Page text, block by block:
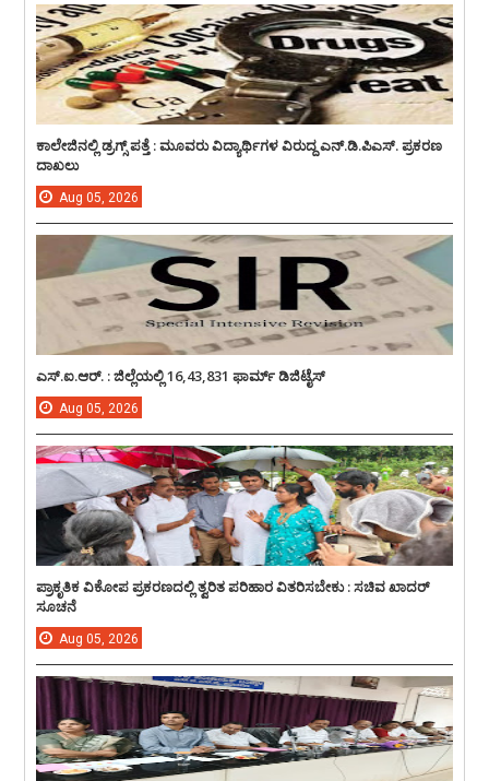
ಕಾಲೇಜಿನಲ್ಲಿ ಡ್ರಗ್ಸ್ ಪತ್ತೆ : ಮೂವರು ವಿದ್ಯಾರ್ಥಿಗಳ ವಿರುದ್ದ ಎನ್.ಡಿ.ಪಿಎಸ್. ಪ್ರಕರಣ
ದಾಖಲು
Aug 05, 2026
ಎಸ್.ಐ.ಆರ್. : ಜಿಲ್ಲೆಯಲ್ಲಿ 16,43,831 ಫಾರ್ಮ್ ಡಿಜಿಟೈಸ್
Aug 05, 2026
ಪ್ರಾಕೃತಿಕ ವಿಕೋಪ ಪ್ರಕರಣದಲ್ಲಿ ತ್ವರಿತ ಪರಿಹಾರ ವಿತರಿಸಬೇಕು : ಸಚಿವ ಖಾದರ್
ಸೂಚನೆ
Aug 05, 2026